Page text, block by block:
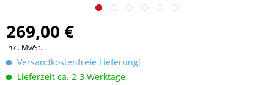
269,00 €
inkl. MwSt.
Versandkostenfreie Lieferung!
Lieferzeit ca. 2-3 Werktage